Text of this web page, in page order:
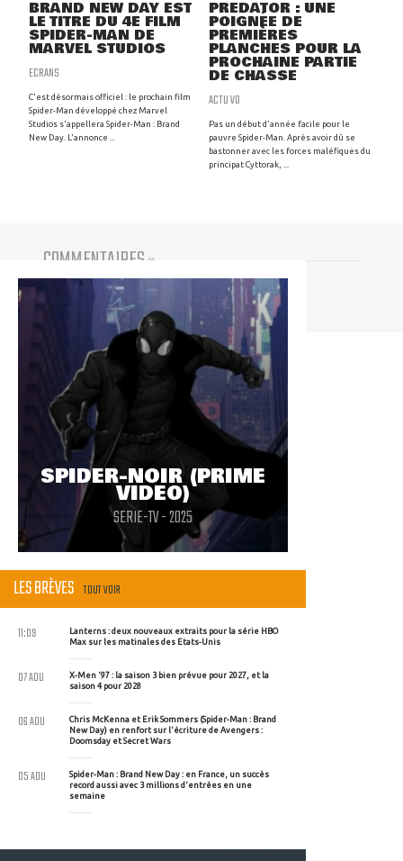
BRAND NEW DAY EST
LE TITRE DU 4E FILM
SPIDER-MAN DE
MARVEL STUDIOS
ECRANS
C'est désormais officiel : le prochain film
Spider-Man développé chez Marvel
Studios s'appellera Spider-Man : Brand
New Day. L'annonce ...
PREDATOR : UNE
POIGNÉE DE
PREMIÈRES
PLANCHES POUR LA
PROCHAINE PARTIE
DE CHASSE
ACTU VO
Pas un début d'année facile pour le
pauvre Spider-Man. Après avoir dû se
bastonner avec les forces maléfiques du
principat Cyttorak, ...
COMMENTAIRES (0)
Vous devez être connecté pour participer
SPIDER-NOIR (PRIME
VIDEO)
SERIE-TV - 2025
LES BRÈVES TOUT VOIR
Lanterns : deux nouveaux extraits pour la série HBO
Max sur les matinales des Etats-Unis
11:09
X-Men '97 : la saison 3 bien prévue pour 2027, et la
saison 4 pour 2028
07 AOU
Chris McKenna et Erik Sommers (Spider-Man : Brand
New Day) en renfort sur l'écriture de Avengers :
Doomsday et Secret Wars
06 AOU
Spider-Man : Brand New Day : en France, un succès
record aussi avec 3 millions d'entrées en une
semaine
05 AOU